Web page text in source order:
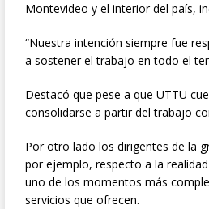
Montevideo y el interior del país,
“Nuestra intención siempre fue
a sostener el trabajo en todo el
Destacó que pese a que UTTU
consolidarse a partir del trabajo
Por otro lado los dirigentes de la
por ejemplo, respecto a la
uno de los momentos más
servicios que ofrecen.